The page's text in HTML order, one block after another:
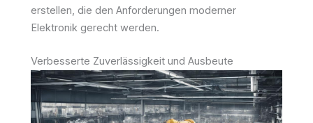
erstellen, die den Anforderungen moderner
Elektronik gerecht werden.
Verbesserte Zuverlässigkeit und Ausbeute